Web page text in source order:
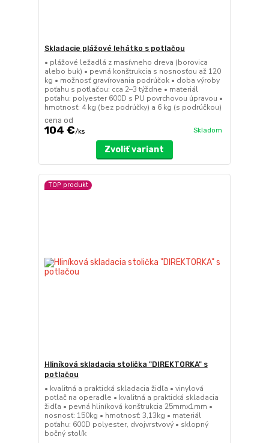
Skladacie plážové lehátko s potlačou
• plážové ležadlá z masívneho dreva (borovica
alebo buk) • pevná konštrukcia s nosnosťou až 120
kg • možnosť gravírovania podrúčok • doba výroby
poťahu s potlačou: cca 2–3 týždne • materiál
poťahu: polyester 600D s PU povrchovou úpravou •
hmotnosť: 4 kg (bez podrúčky) a 6 kg (s podrúčkou)
cena od
104 €/ks Skladom
Zvoliť variant
TOP produkt
Hliníková skladacia stolička "DIREKTORKA" s
potlačou
• kvalitná a praktická skladacia židľa • vinylová
potlač na operadle • kvalitná a praktická skladacia
židľa • pevná hliníková konštrukcia 25mmx1mm •
nosnosť: 150kg • hmotnosť: 3,13kg • materiál
poťahu: 600D polyester, dvojvrstvový • sklopný
bočný stolík